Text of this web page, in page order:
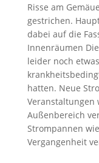
Risse am
gestrichen.
dabei auf die
Innenräumen
leider noch
hatten. Neue
Veranstaltungen
Außenbereich
Strompannen
Vergangenheit